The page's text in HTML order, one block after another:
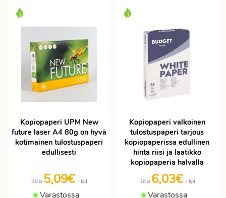
Kopiopaperi UPM New
future laser A4 80g on hyvä
kotimainen tulostuspaperi
edullisesti
Hinta 5,09€ / kpl
Varastossa
Kopiopaperi valkoinen
tulostuspaperi tarjous
kopiopaperissa edullinen
hinta riisi ja laatikko
kopiopaperia halvalla
Hinta 6,03€ / kpl
Varastossa